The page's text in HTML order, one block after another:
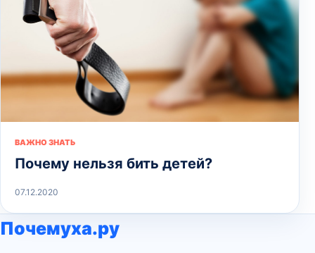
ВАЖНО ЗНАТЬ
Почему нельзя бить детей?
07.12.2020
Почемуха.ру